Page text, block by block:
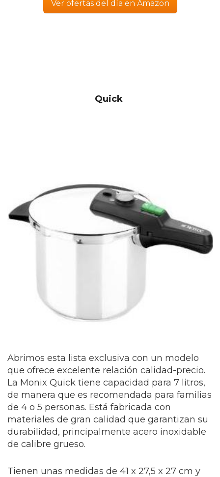
Ver ofertas del día en Amazon
Quick
Abrimos esta lista exclusiva con un modelo
que ofrece excelente relación calidad-precio.
La Monix Quick tiene capacidad para 7 litros,
de manera que es recomendada para familias
de 4 o 5 personas. Está fabricada con
materiales de gran calidad que garantizan su
durabilidad, principalmente acero inoxidable
de calibre grueso.
Tienen unas medidas de 41 x 27,5 x 27 cm y